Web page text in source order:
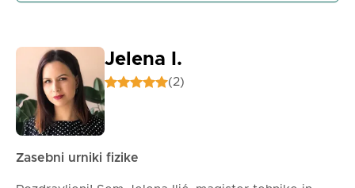
Jelena I.
(2)
Zasebni urniki fizike